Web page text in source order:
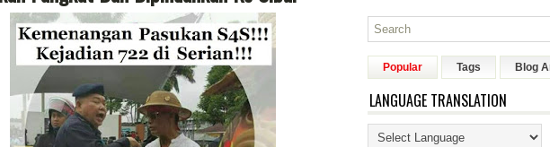
Popular Tags Blog
LANGUAGE TRANSLATION